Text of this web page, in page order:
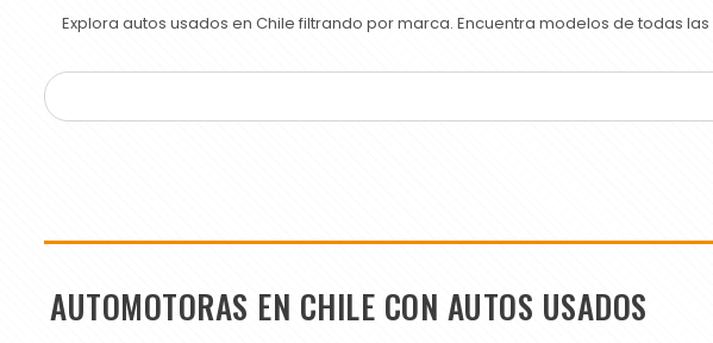
Explora autos usados en Chile filtrando por marca. Encuentra modelos de todas
AUTOMOTORAS EN CHILE CON AUTOS USADOS